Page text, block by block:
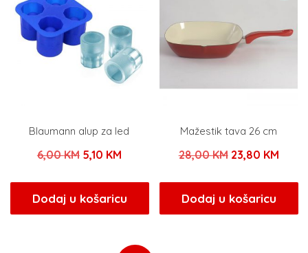
Blaumann alup za led
6,00KM Izvorna
bila
je:
5,10 KMTrenutna
je:
5,10 KM.
Dodaj u košaricu
Mažestik tava 26 cm
28,00KM Izvorna
bila
je:
23,80 KM
Dodaj u košaricu